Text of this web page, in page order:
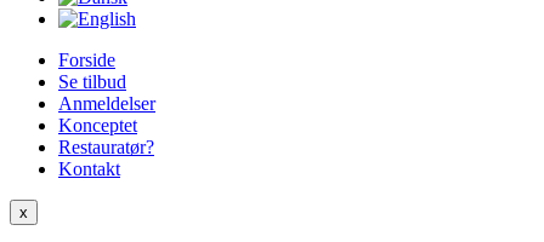
Forside
Se tilbud
Anmeldelser
Konceptet
Restauratør?
Kontakt
x